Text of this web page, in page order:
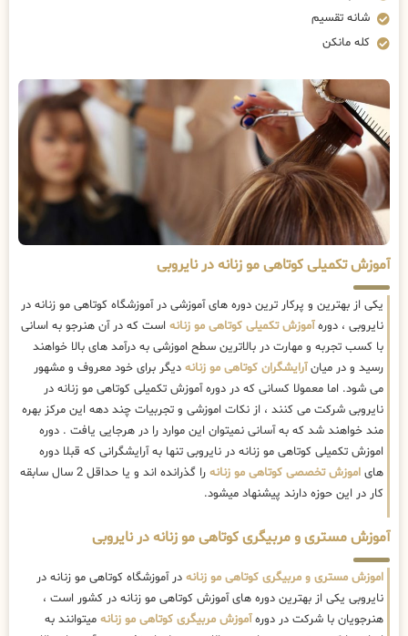
شانه تقسیم
کله مانکن
آموزش تکمیلی کوتاهی مو زنانه در نایروبی
یکی از بهترین و پرکار ترین دوره های آموزشی در آموزشگاه کوتاهی مو زنانه در
نایروبی ، دورهآموزش تکمیلی کوتاهی مو زنانه است که در آن هنرجو به اسانی
با کسب تجربه و مهارت در بالاترین سطح اموزشی به درآمد های بالا خواهند
رسید و در میانآرایشگران کوتاهی مو زنانه دیگر برای خود معروف و مشهور
می شود. اما معمولا کسانی که در دوره آموزش تکمیلی کوتاهی مو زنانه در
نایروبی شرکت می کنند ، از نکات اموزشی و تجربیات چند دهه این مرکز بهره
مند خواهند شد که به آسانی نمیتوان این موارد را در هرجایی یافت . دوره
اموزش تکمیلی کوتاهی مو زنانه در نایروبی تنها به آرایشگرانی که قبلا دوره
های اموزش تخصصی کوتاهی مو زنانه
را گذرانده اند و یا حداقل 2 سال سابقه
کار در این حوزه دارند پیشنهاد میشود.
آموزش مستری و مربیگری کوتاهی مو زنانه در نایروبی
اموزش مستری و مربیگری کوتاهی مو زنانه در آموزشگاه کوتاهی مو زنانه در
نایروبی یکی از بهترین دوره های آموزش کوتاهی مو زنانه در کشور است ،
هنرجویان با شرکت در دورهآموزش مربیگری کوتاهی مو زنانه میتوانند به